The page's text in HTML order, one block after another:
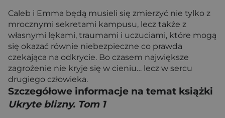
Caleb i Emma będą musieli się zmierzyć nie tylko z
mrocznymi sekretami kampusu, lecz także z
własnymi lękami, traumami i uczuciami, które mogą
się okazać równie niebezpieczne co prawda
czekająca na odkrycie. Bo czasem największe
zagrożenie nie kryje się w cieniu… lecz w sercu
drugiego człowieka.
Szczegółowe informacje na temat książki
Ukryte blizny. Tom 1